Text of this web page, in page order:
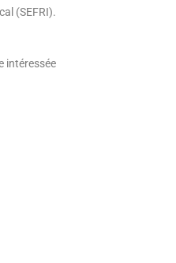
(SEFRI).
intéressée